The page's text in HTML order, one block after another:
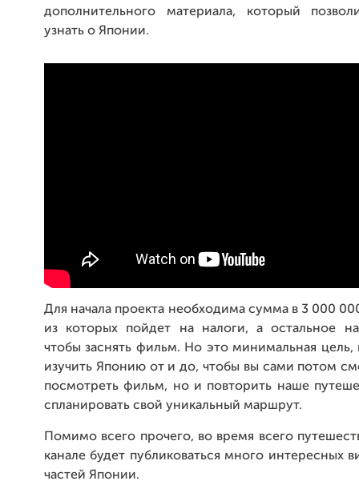
дополнительного материала, который
узнать о Японии.
Для начала проекта необходима сумма в 3 000
из которых пойдет на налоги, а остальное
чтобы заснять фильм. Но это минимальная
изучить Японию от и до, чтобы вы сами потом
посмотреть фильм, но и повторить наше
спланировать свой уникальный маршрут.
Помимо всего прочего, во время всего
канале будет публиковаться много интересных
частей Японии.